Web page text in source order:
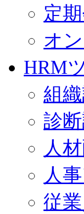
定
オ
HRM
組
診
人
人
従